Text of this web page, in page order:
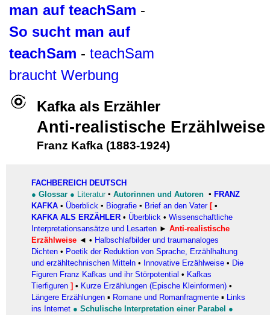
man auf teachSam -
So sucht man auf
teachSam - teachSam
braucht Werbung
Kafka als Erzähler
Anti-realistische Erzählweise
Franz Kafka (1883-1924)
FACHBEREICH DEUTSCH
● Glossar ● Literatur ▪ Autorinnen und Autoren ▪ FRANZ
KAFKA • Überblick ▪ Biografie ▪ Brief an den Vater [ •
KAFKA ALS ERZÄHLER • Überblick • Wissenschaftliche
Interpretationsansätze und Lesarten ► Anti-realistische
Erzählweise ◄ • Halbschlafbilder und traumanaloges
Dichten • Poetik der Reduktion von Sprache, Erzählhaltung
und erzähltechnischen Mitteln • nnovative Erzählweise • Die
Figuren Franz Kafkas und ihr Störpotential • Kafkas
Tierfiguren ] • Kurze Erzählungen (Epische Kleinformen) •
Längere Erzählungen ▪ Romane und Romanfragmente ▪ Links
ins Internet ● Schulische Interpretation einer Parabel ●